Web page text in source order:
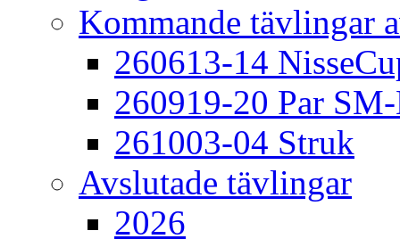
Kommande tävlingar
260613-14
260919-20 Par
261003-04 Struk
Avslutade tävlingar
2026